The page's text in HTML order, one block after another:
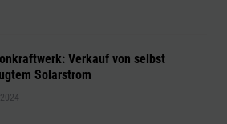
Verkauf von selbst
Solarstrom